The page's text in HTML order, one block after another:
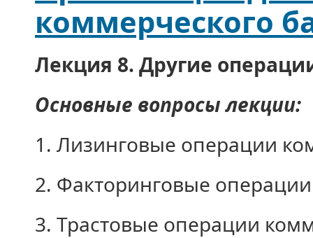
коммерческого
Лекция 8. Другие
Основные вопросы лекции:
1. Лизинговые операции
2. Факторинговые
3. Трастовые операции